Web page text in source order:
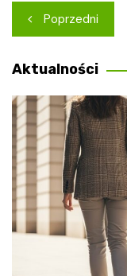
Nawigacja
wpisu
Poprzedni
Aktualności